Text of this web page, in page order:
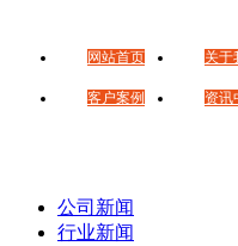
网站首页 关于
客户案例 资讯
公司新闻
行业新闻